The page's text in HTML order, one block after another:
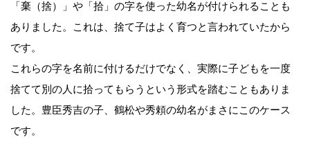
「棄（捨）」や「拾」の字を使った幼名が付けられることも
ありました。これは、捨て子はよく育つと言われていたから
です。
これらの字を名前に付けるだけでなく、実際に子どもを一度
捨てて別の人に拾ってもらうという形式を踏むこともありま
した。豊臣秀吉の子、鶴松や秀頼の幼名がまさにこのケース
です。